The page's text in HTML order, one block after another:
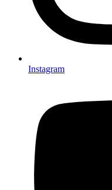
Instagram